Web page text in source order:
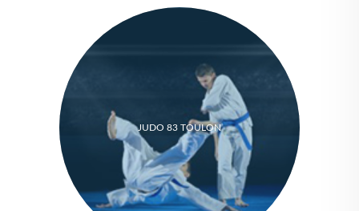
JUDO 83 TOULON